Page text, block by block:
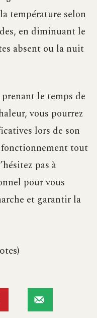
température selon
en diminuant le
absent ou la nuit
le temps de
vous pourrez
lors de son
tout
pas à
pour vous
et garantir la